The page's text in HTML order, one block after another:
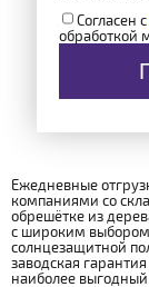
Согласен с
обработкой
Ежедневные
компаниями со
обрешётке из
с широким
солнцезащитной
заводская
наиболее